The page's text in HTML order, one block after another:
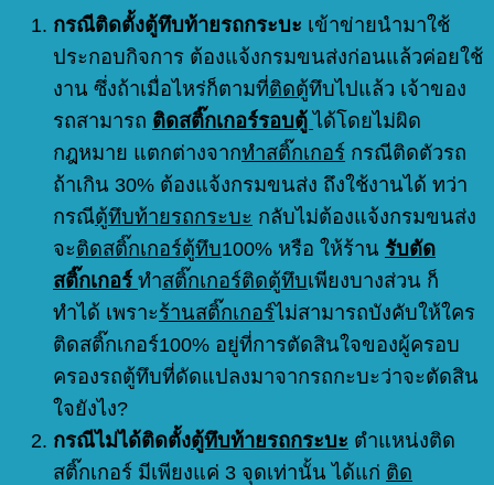
กรณีติดตั้งตู้ทึบท้ายรถกระบะ เข้าข่ายนำมาใช้
ประกอบกิจการ ต้องแจ้งกรมขนส่งก่อนแล้วค่อยใช้
งาน ซึ่งถ้าเมื่อไหร่ก็ตามที่ติดตู้ทึบไปแล้ว เจ้าของ
รถสามารถ ติดสติ๊กเกอร์รอบตู้ได้โดยไม่ผิด
กฎหมาย แตกต่างจากทำสติ๊กเกอร์ กรณีติดตัวรถ
ถ้าเกิน 30% ต้องแจ้งกรมขนส่ง ถึงใช้งานได้ ทว่า
กรณีตู้ทึบท้ายรถกระบะ กลับไม่ต้องแจ้งกรมขนส่ง
จะติดสติ๊กเกอร์ตู้ทึบ100% หรือ ให้ร้าน รับตัด
สติ๊กเกอร์ ทำสติ๊กเกอร์ติดตู้ทึบเพียงบางส่วน ก็
ทำได้ เพราะร้านสติ๊กเกอร์ไม่สามารถบังคับให้ใคร
ติดสติ๊กเกอร์100% อยู่ที่การตัดสินใจของผู้ครอบ
ครองรถตู้ทึบที่ดัดแปลงมาจากรถกะบะว่าจะตัดสิน
ใจยังไง?
กรณีไม่ได้ติดตั้งตู้ทึบท้ายรถกระบะ ตำแหน่งติด
สติ๊กเกอร์ มีเพียงแค่ 3 จุดเท่านั้น ได้แก่ ติด